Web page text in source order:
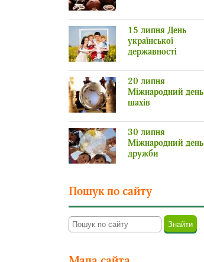
15 липня День
української
державності
20 липня
Міжнародний день
шахів
30 липня
Міжнародний день
дружби
Пошук по сайту